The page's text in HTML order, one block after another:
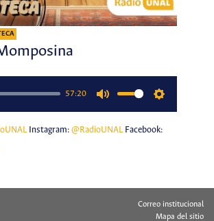
57:20
Instagram: @RadioUNALFacebook:
Correo institucional
Mapa del sitio